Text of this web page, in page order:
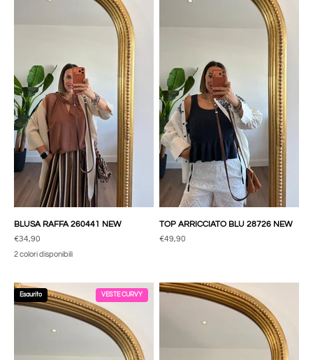
BLUSA RAFFA 260441 NEW
Prezzo scontato
€34,90
2 colori disponibili
TOP ARRICCIATO BLU 28726 NEW
Prezzo scontato
€49,90
Esaurito VESTE CURVY